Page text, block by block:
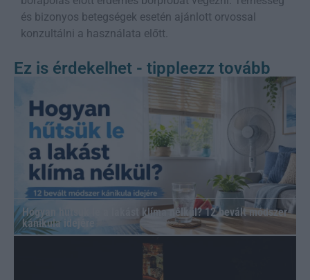
és bizonyos betegségek esetén ajánlott orvossal
konzultálni a használata előtt.
Ez is érdekelhet - tippleezz tovább
Hogyan hűtsük le a lakást klíma nélkül? 12 bevált módszer
kánikula idejére